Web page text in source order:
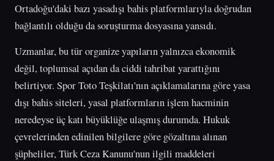
Ortadoğu'daki bazı yasadışı bahis platformlarıyla doğrudan
bağlantılı olduğu da soruşturma dosyasına yansıdı.
Uzmanlar, bu tür organize yapıların yalnızca ekonomik
değil, toplumsal açıdan da ciddi tahribat yarattığını
belirtiyor. Spor Toto Teşkilatı'nın açıklamalarına göre yasa
dışı bahis siteleri, yasal platformların işlem hacminin
neredeyse üç katı büyüklüğe ulaşmış durumda. Hukuk
çevrelerinden edinilen bilgilere göre gözaltına alınan
şüpheliler, Türk Ceza Kanunu'nun ilgili maddeleri